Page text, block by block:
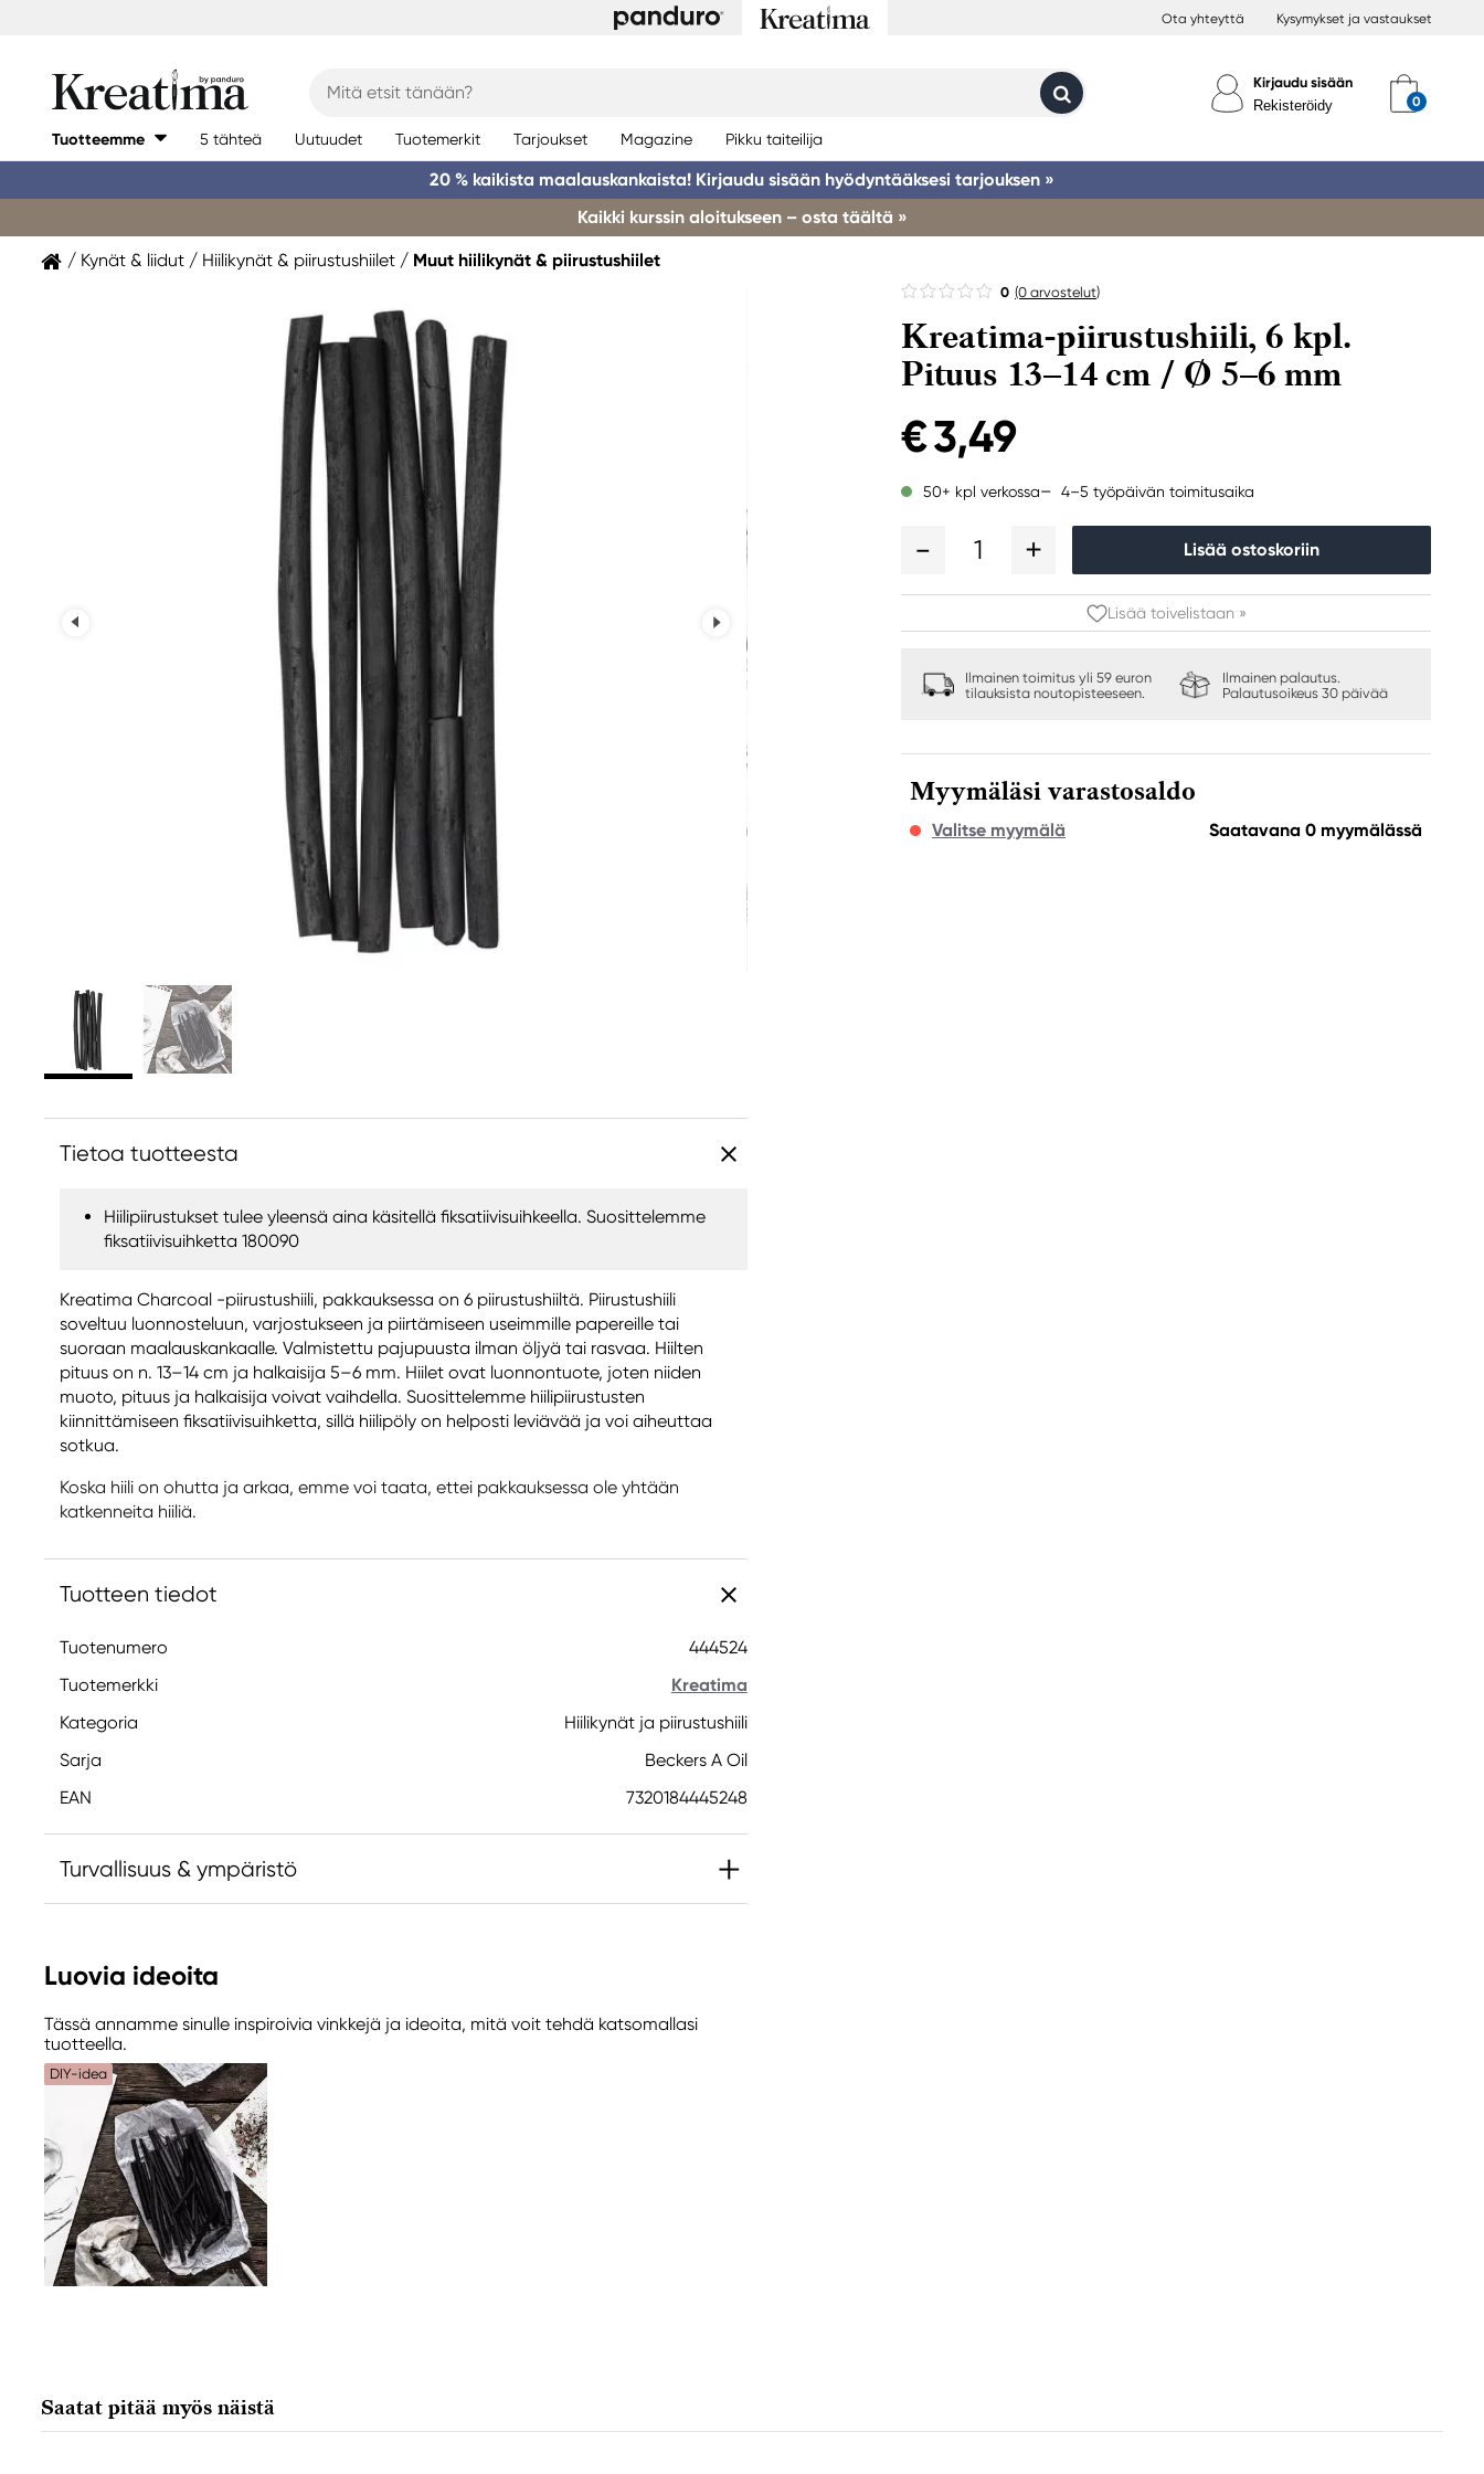
Ota yhteyttä Kysymykset ja vastaukset
Kirjaudu sisään
Rekisteröidy
Tuotteemme 5 tähteä Uutuudet Tuotemerkit Tarjoukset Magazine Pikku taiteilija
20 % kaikista maalauskankaista! Kirjaudu sisään hyödyntääksesi tarjouksen »
Kaikki kurssin aloitukseen – osta täältä »
Kynät & liidut Hiilikynät & piirustushiilet Muut hiilikynät & piirustushiilet
0 (0 arvostelut)
Kreatima-piirustushiili, 6 kpl.
Pituus 13–14 cm / Ø 5–6 mm
€ 3,49
50+ kpl verkossa 4–5 työpäivän toimitusaika
1 Lisää ostoskoriin
Lisää toivelistaan »
Ilmainen toimitus yli 59 euron
tilauksista noutopisteeseen.
Ilmainen palautus.
Palautusoikeus 30 päivää
Myymäläsi varastosaldo
Valitse myymälä Saatavana 0 myymälässä
Tietoa tuotteesta
Hiilipiirustukset tulee yleensä aina käsitellä fiksatiivisuihkeella. Suosittelemme
fiksatiivisuihketta 180090
Kreatima Charcoal -piirustushiili, pakkauksessa on 6 piirustushiiltä. Piirustushiili
soveltuu luonnosteluun, varjostukseen ja piirtämiseen useimmille papereille tai
suoraan maalauskankaalle. Valmistettu pajupuusta ilman öljyä tai rasvaa. Hiilten
pituus on n. 13–14 cm ja halkaisija 5–6 mm. Hiilet ovat luonnontuote, joten niiden
muoto, pituus ja halkaisija voivat vaihdella. Suosittelemme hiilipiirustusten
kiinnittämiseen fiksatiivisuihketta, sillä hiilipöly on helposti leviävää ja voi aiheuttaa
sotkua.
Koska hiili on ohutta ja arkaa, emme voi taata, ettei pakkauksessa ole yhtään
katkenneita hiiliä.
Tuotteen tiedot
Tuotenumero
444524
Tuotemerkki
Kreatima
Kategoria
Hiilikynät ja piirustushiili
Sarja
Beckers A Oil
EAN
7320184445248
Turvallisuus & ympäristö
Kreatima
205 14 Malmö, Sweden
www.panduro.com
+46 (04) 22 30 70
Luovia ideoita
Tässä annamme sinulle inspiroivia vinkkejä ja ideoita, mitä voit tehdä katsomallasi
tuotteella.
DIY-idea
Saatat pitää myös näistä